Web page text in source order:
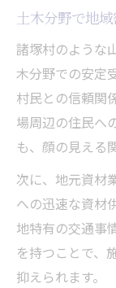
土木分野で地
諸塚村のような
木分野での安定
村民との信頼関
場周辺の住民へ
も、顔の見える
次に、地元資材
への迅速な資材
地特有の交通事
を持つことで、
抑えられます。